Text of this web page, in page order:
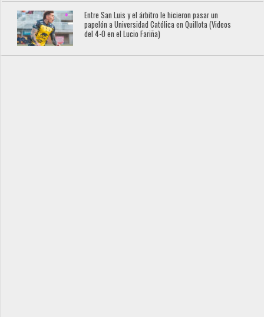
Entre San Luis y el árbitro le hicieron pasar un
papelón a Universidad Católica en Quillota (Videos
del 4-0 en el Lucio Fariña)